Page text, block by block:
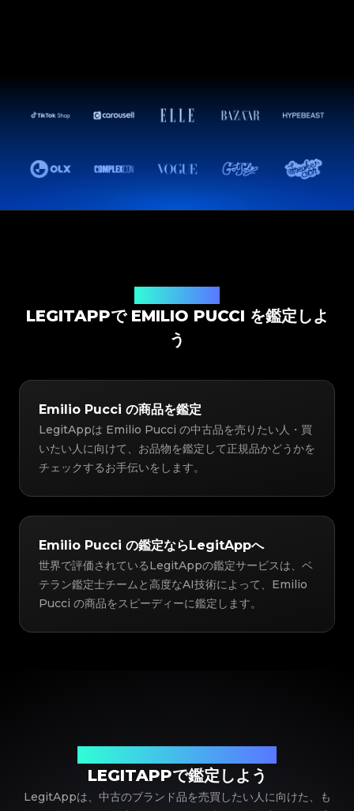
LEGITAPPで EMILIO PUCCI を鑑定しよ
う
Emilio Pucci の商品を鑑定
LegitAppは Emilio Pucci の中古品を売りたい人・買
いたい人に向けて、お品物を鑑定して正規品かどうかを
チェックするお手伝いをします。
Emilio Pucci の鑑定ならLegitAppへ
世界で評価されているLegitAppの鑑定サービスは、ベ
テラン鑑定士チームと高度なAI技術によって、Emilio
Pucci の商品をスピーディーに鑑定します。
LEGITAPPで鑑定しよう
LegitAppは、中古のブランド品を売買したい人に向けた、も